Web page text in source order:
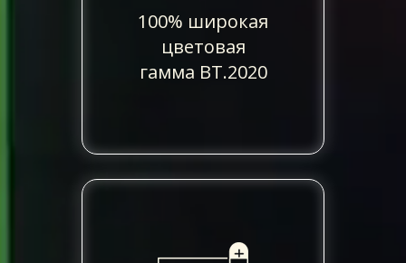
100% широкая
цветовая
гамма BT.2020